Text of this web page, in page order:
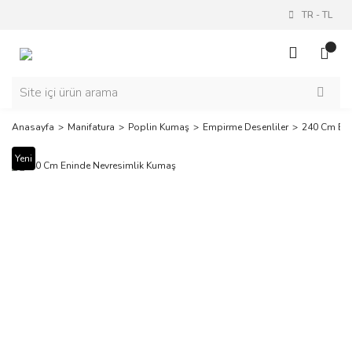
TR -TL
Anasayfa Manifatura Poplin Kumaş Empirme Desenliler 240 Cm
Yeni